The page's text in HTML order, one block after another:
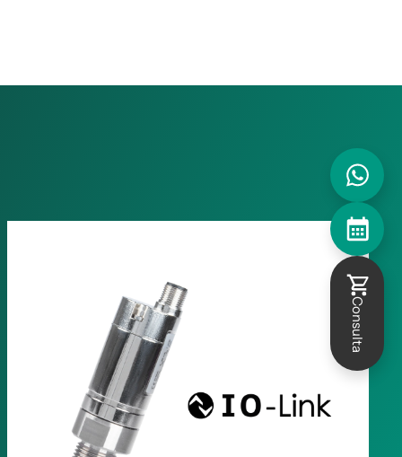
Asesoramiento personalizado
¿No está seguro de qué producto
se adapta a sus necesidades?
Estaremos encantados de
ayudarle sin compromiso.
Concierte una cita
Consulta